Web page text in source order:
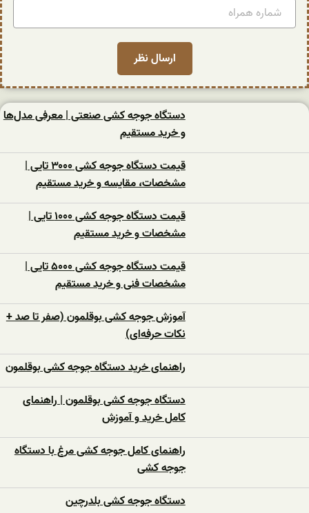
دستگاه جوجه کشی صنعتی | معرفی مدل‌ها
و خرید مستقیم
قیمت دستگاه جوجه کشی ۳۰۰۰ تایی |
مشخصات، مقایسه و خرید مستقیم
قیمت دستگاه جوجه کشی ۱۰۰۰ تایی |
مشخصات و خرید مستقیم
قیمت دستگاه جوجه کشی ۵۰۰۰ تایی |
مشخصات فنی و خرید مستقیم
آموزش جوجه کشی بوقلمون (صفر تا صد +
نکات حرفه‌ای)
راهنمای خرید دستگاه جوجه کشی بوقلمون
دستگاه جوجه کشی بوقلمون | راهنمای
کامل خرید و آموزش
راهنمای کامل جوجه کشی مرغ با دستگاه
جوجه کشی
دستگاه جوجه‌ کشی بلدرچین